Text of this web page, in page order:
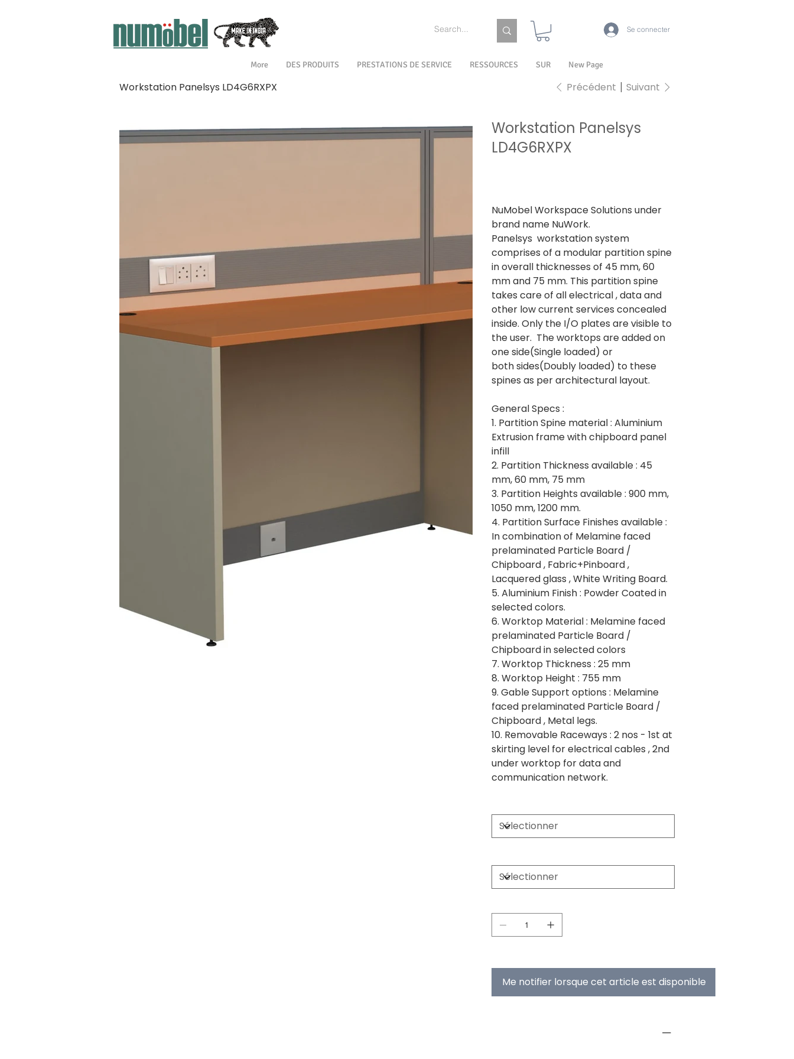
Se connecter
New Page
SUR
RESSOURCES
PRESTATIONS DE SERVICE
DES PRODUITS
More
Workstation Panelsys LD4G6RXPX Précédent Suivant
Workstation Panelsys
LD4G6RXPX
NuMobel Workspace Solutions under
brand name NuWork.
Panelsys workstation system
comprises of a modular partition spine
in overall thicknesses of 45 mm, 60
mm and 75 mm. This partition spine
takes care of all electrical , data and
other low current services concealed
inside. Only the I/O plates are visible to
the user. The worktops are added on
one side(Single loaded) or
both sides(Doubly loaded) to these
spines as per architectural layout.
General Specs :
1. Partition Spine material : Aluminium
Extrusion frame with chipboard panel
infill
2. Partition Thickness available : 45
mm, 60 mm, 75 mm
3. Partition Heights available : 900 mm,
1050 mm, 1200 mm.
4. Partition Surface Finishes available :
In combination of Melamine faced
prelaminated Particle Board /
Chipboard , Fabric+Pinboard ,
Lacquered glass , White Writing Board.
5. Aluminium Finish : Powder Coated in
selected colors.
6. Worktop Material : Melamine faced
prelaminated Particle Board /
Chipboard in selected colors
7. Worktop Thickness : 25 mm
8. Worktop Height : 755 mm
9. Gable Support options : Melamine
faced prelaminated Particle Board /
Chipboard , Metal legs.
10. Removable Raceways : 2 nos - 1st at
skirting level for electrical cables , 2nd
under worktop for data and
communication network.
Me notifier lorsque cet article est disponible